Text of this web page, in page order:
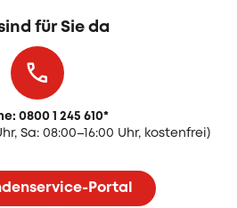
für Sie da
0800 1 245 610*
Sa: 08:00–16:00 Uhr, kostenfrei)
Portal